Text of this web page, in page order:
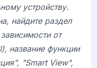
устройству.
найдите раздел
от
название функции
"Smart View",